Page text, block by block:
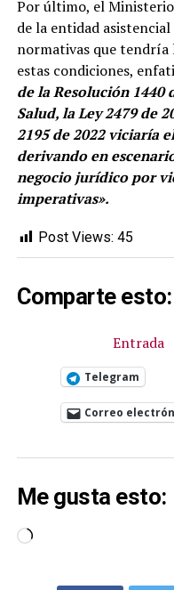
Por último, el
de la entidad
normativas que
estas condiciones,
de la Resolución 1440
Salud, la Ley 2479 de
2195 de 2022 viciaría
derivando en
negocio jurídico por
imperativas».
Post Views: 45
Comparte esto:
Entrada
Telegram
Correo
Me gusta esto:
Cargando...